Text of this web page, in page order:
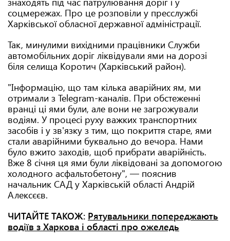
соцмережах. Про це розповіли у пресслужбі
Харківської обласної державної адміністрації.
Так, минулими вихідними працівники Служби
автомобільних доріг ліквідували ями на дорозі
біля селища Коротич (Харківський район).
"Інформацію, що там кілька аварійних ям, ми
отримали з Telegram-каналів. При обстеженні
вранці ці ями були, але вони не загрожували
водіям. У процесі руху важких транспортних
засобів і у зв'язку з тим, що покриття старе, ями
стали аварійними буквально до вечора. Нами
було вжито заходів, щоб прибрати аварійність.
Вже 8 січня ця ями були ліквідовані за допомогою
холодного асфальтобетону", — пояснив
начальник САД у Харківській області Андрій
Алексєєв.
ЧИТАЙТЕ ТАКОЖ: Рятувальники попереджають
водіїв з Харкова і області про ожеледь